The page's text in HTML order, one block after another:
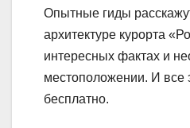
Опытные гиды
архитектуре курорта
интересных фактах и
местоположении. И все
бесплатно.